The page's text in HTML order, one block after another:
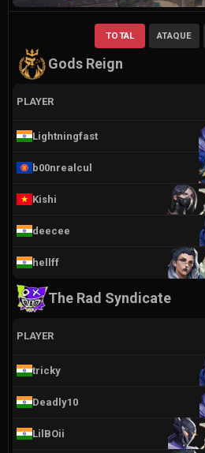
Gods Reign
TOTAL ATAQUE
PLAYER
Lightningfast
b00nrealcul
Kishi
deecee
hellff
The Rad Syndicate
PLAYER
tricky
Deadly10
LilBOii